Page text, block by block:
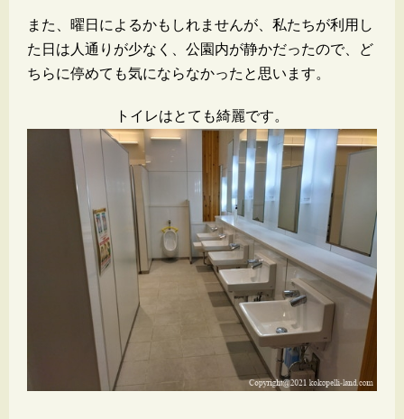
また、曜日によるかもしれませんが、私たちが利用し
た日は人通りが少なく、公園内が静かだったので、ど
ちらに停めても気にならなかったと思います。
トイレはとても綺麗です。